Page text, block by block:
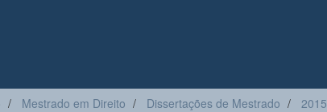
Mestrado em Direito Dissertações de Mestrado 2015